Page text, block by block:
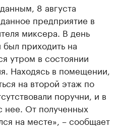
8 августа
предприятие в
миксера. В день
приходить на
утром в состоянии
Находясь в помещении,
на второй этаж по
поручни, и в
нее. От полученных
на месте», – сообщает